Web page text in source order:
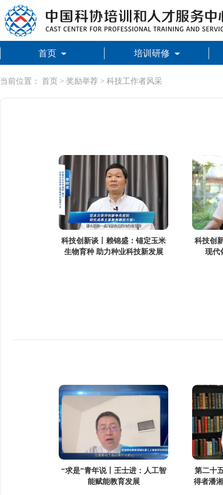
首页 培训研修
当前位置： 首页 > 奖励举荐 > 科技工作者风采
科技创新谈丨赖锦盛：锚定玉米
生物育种 助力种业科技新发展
科技创
现代
“求是”青年说丨王士进：人工智
能赋能教育发展
第二十
得者潘